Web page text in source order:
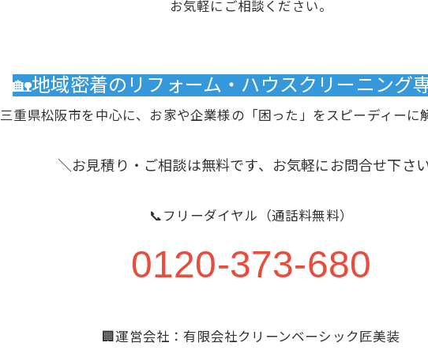
お気軽にご相談ください。
🏡地域密着のリフォーム・ハウスクリーニング
三重県松阪市を中心に、お家や企業様の「困った」をスピーディーに
＼お見積り・ご相談は無料です、お気軽にお問合せ下さ
📞フリーダイヤル（通話料無料）
0120-373-680
🏢運営会社：有限会社クリーンベーシック匠美装